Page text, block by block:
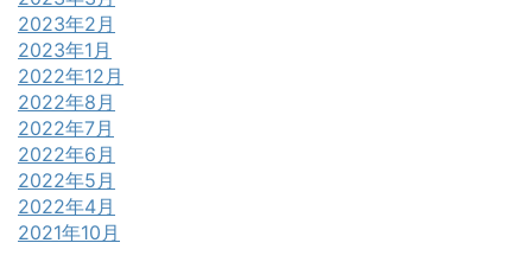
2023年2月
2023年1月
2022年12月
2022年8月
2022年7月
2022年6月
2022年5月
2022年4月
2021年10月